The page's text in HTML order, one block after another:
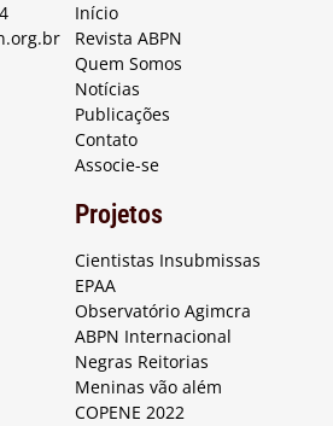
Início
Revista ABPN
Quem Somos
Notícias
Publicações
Contato
Associe-se
Projetos
Cientistas Insubmissas
EPAA
Observatório Agimcra
ABPN Internacional
Negras Reitorias
Meninas vão além
COPENE 2022